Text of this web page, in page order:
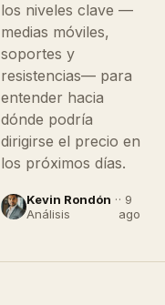
los niveles clave —
medias móviles,
soportes y
resistencias— para
entender hacia
dónde podría
dirigirse el precio en
los próximos días.
Kevin Rondón ·
Análisis
· 9
ago